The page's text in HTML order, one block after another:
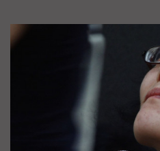
的。...